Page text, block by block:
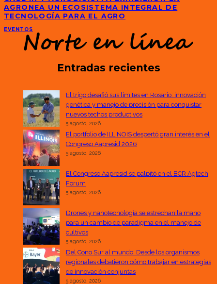
AGRONEA UN ECOSISTEMA INTEGRAL DE
TECNOLOGÍA PARA EL AGRO
EVENTOS
Entradas recientes
El trigo desafió sus límites en Rosario: innovación
genética y manejo de precisión para conquistar
nuevos techos productivos
5 agosto, 2026
El portfolio de ILLINOIS despertó gran interés en el
Congreso Aapresid 2026
5 agosto, 2026
El Congreso Aapresid se palpitó en el BCR Agtech
Forum
5 agosto, 2026
Drones y nanotecnología se estrechan la mano
para un cambio de paradigma en el manejo de
cultivos
5 agosto, 2026
Del Cono Sur al mundo: Desde los organismos
regionales debatieron cómo trabajar en estrategias
de innovación conjuntas
5 agosto, 2026